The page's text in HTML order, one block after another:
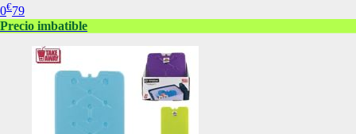
0€79
Precio imbatible